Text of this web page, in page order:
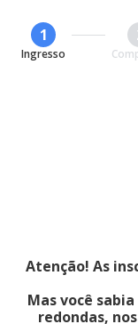
1
Ingresso
Atenção! As
Mas você
redondas,